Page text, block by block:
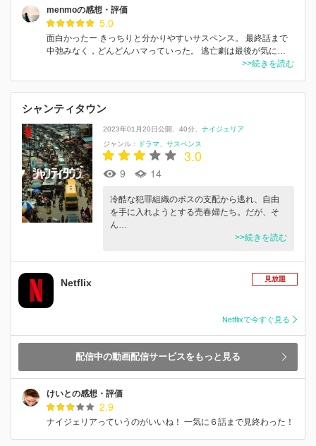
menmoの感想・評価
5.0
面白かったー きっちりと分かりやすいサスペンス。 最終話まで
中弛みなく，どんどんハマっていった。 逃亡劇は最後が気に…
>>続きを読む
シャンティタウン
2023年01月20日公開 40分
ナイジェリア
ジャンル：
ドラマ サスペンス
3.0
9 14
冷酷な犯罪組織のボスの支配から逃れ、自由
を手に入れようとする売春婦たち。だが、そ
ん…
>>続きを読む
Netflix 見放題
Netflixで今すぐ見る
配信中の動画配信サービスをもっと見る
けいとの感想・評価
2.9
ナイジェリアっていうのがいいね！ 一気に６話まで見終わった！